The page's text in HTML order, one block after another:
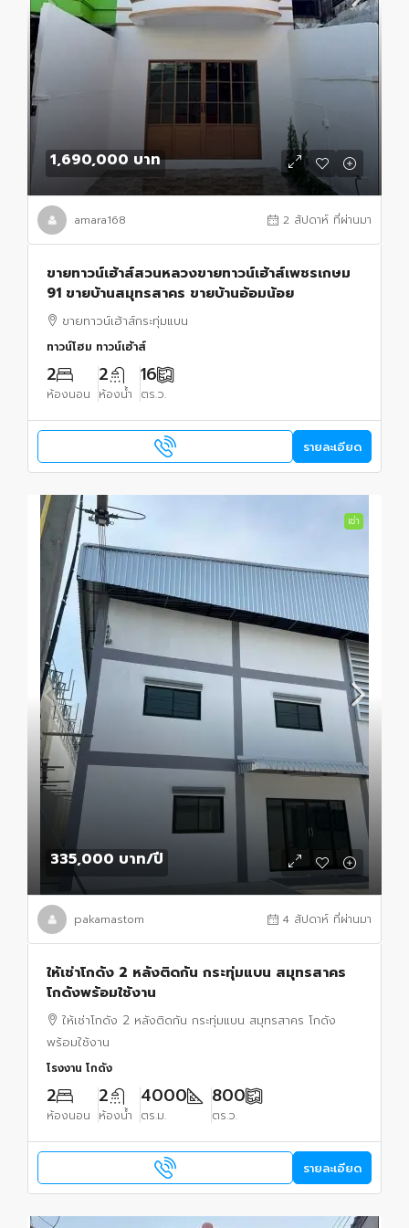
1,690,000 บาท
amara168 2 สัปดาห์ ที่ผ่านมา
ขายทาวน์เฮ้าส์สวนหลวงขายทาวน์เฮ้าส์เพชรเกษม
91 ขายบ้านสมุทรสาคร ขายบ้านอ้อมน้อย
ขายทาวน์เฮ้าส์​กระทุ่มแบน​
ทาวน์โฮม ทาวน์เฮ้าส์
2
ห้องนอน
2
ห้องน้ำ
16
ตร.ว.
รายละเอียด
เช่า
335,000 บาท/ปี
pakamastom 4 สัปดาห์ ที่ผ่านมา
ให้เช่าโกดัง 2 หลังติดกัน กระทุ่มแบน สมุทรสาคร
โกดังพร้อมใช้งาน
ให้เช่าโกดัง 2 หลังติดกัน กระทุ่มแบน สมุทรสาคร โกดัง
พร้อมใช้งาน
โรงงาน โกดัง
2
ห้องนอน
2
ห้องน้ำ
4000
ตร.ม.
800
ตร.ว.
รายละเอียด